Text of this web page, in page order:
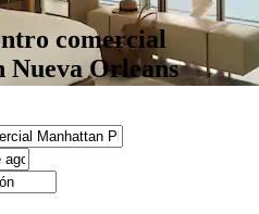
comercial
Nueva Orleans